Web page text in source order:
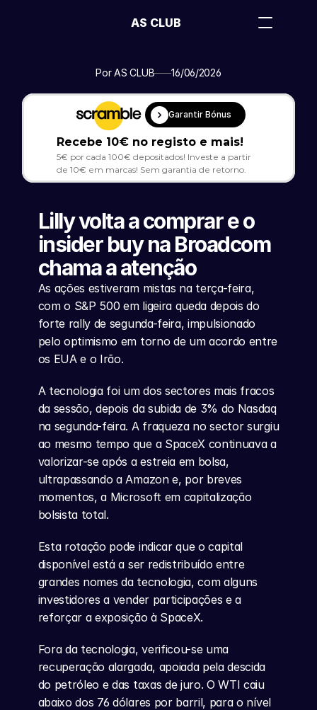
Por AS CLUB 16/06/2026
Garantir Bónus
Recebe 10€ no registo e mais!
5€ por cada 100€ depositados! Investe a partir
de 10€ em marcas! Sem garantia de retorno.
Lilly volta a comprar e o
insider buy na Broadcom
chama a atenção
As ações estiveram mistas na terça-feira,
com o S&P 500 em ligeira queda depois do
forte rally de segunda-feira, impulsionado
pelo optimismo em torno de um acordo entre
os EUA e o Irão.
A tecnologia foi um dos sectores mais fracos
da sessão, depois da subida de 3% do Nasdaq
na segunda-feira. A fraqueza no sector surgiu
ao mesmo tempo que a SpaceX continuava a
valorizar-se após a estreia em bolsa,
ultrapassando a Amazon e, por breves
momentos, a Microsoft em capitalização
bolsista total.
Esta rotação pode indicar que o capital
disponível está a ser redistribuído entre
grandes nomes da tecnologia, com alguns
investidores a vender participações e a
reforçar a exposição à SpaceX.
Fora da tecnologia, verificou-se uma
recuperação alargada, apoiada pela descida
do petróleo e das taxas de juro. O WTI caiu
abaixo dos 76 dólares por barril, para o nível
AS CLUB